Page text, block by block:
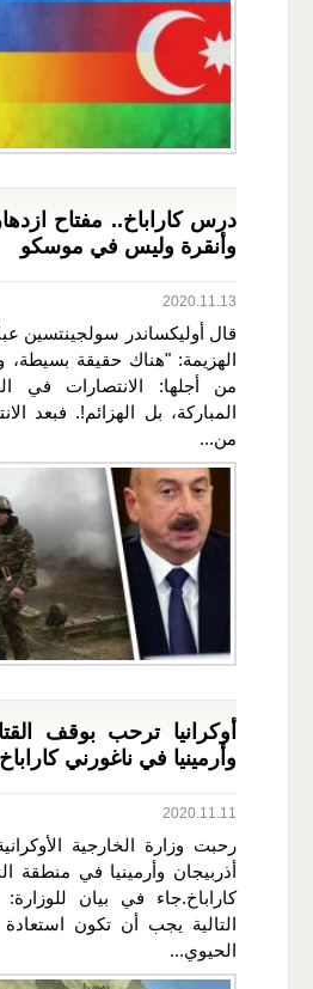
درس كاراباخ.. مفتاح
وأنقرة وليس في موسكو
2020.11.13
قال أوليكساندر سولجينتسين
الهزيمة: "هناك حقيقة
من أجلها: الانتصارات
المباركة، بل الهزائم!. فبعد
من...
أوكرانيا ترحب بوقف
وأرمينيا في ناغورني كاراباخ
2020.11.11
رحبت وزارة الخارجية
أذربيجان وأرمينيا في منطقة
كاراباخ.جاء في بيان
التالية يجب أن تكون استعادة
الحيوي...